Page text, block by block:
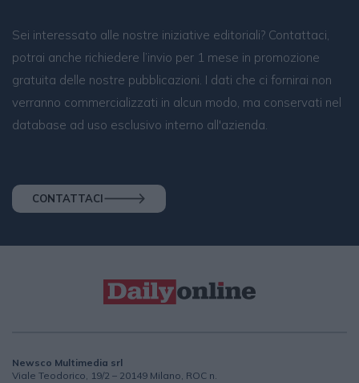
Sei interessato alle nostre iniziative editoriali? Contattaci,
potrai anche richiedere l’invio per 1 mese in promozione
gratuita delle nostre pubblicazioni. I dati che ci fornirai non
verranno commercializzati in alcun modo, ma conservati nel
database ad uso esclusivo interno all'azienda.
CONTATTACI
Newsco Multimedia srl
Viale Teodorico, 19/2 – 20149 Milano, ROC n.